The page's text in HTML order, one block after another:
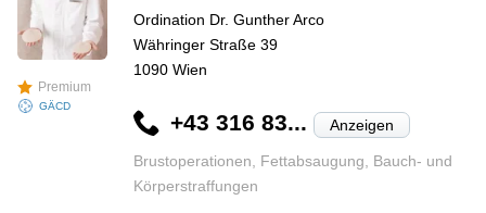
Premium
GÄCD
Ordination Dr. Gunther Arco
Währinger Straße 39
1090 Wien
+43 316 83... Anzeigen
Brustoperationen, Fettabsaugung, Bauch- und
Körperstraffungen